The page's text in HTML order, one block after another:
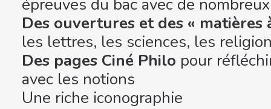
épreuves du bac avec de
Des ouvertures et des « matières
les lettres, les sciences, les
Des pages Ciné Philo pour
avec les notions
Une riche iconographie